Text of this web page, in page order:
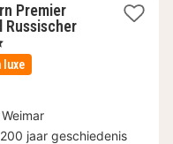
Premier
Russischer
luxe
jaar geschiedenis